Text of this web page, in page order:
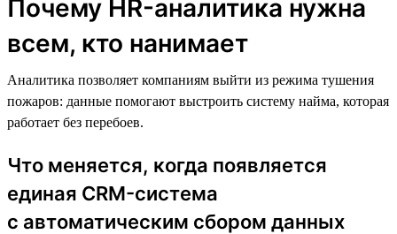
Почему HR-аналитика нужна
всем, кто нанимает
Аналитика позволяет компаниям выйти из режима тушения
пожаров: данные помогают выстроить систему найма, которая
работает без перебоев.
Что меняется, когда появляется
единая CRM-система
с автоматическим сбором данных